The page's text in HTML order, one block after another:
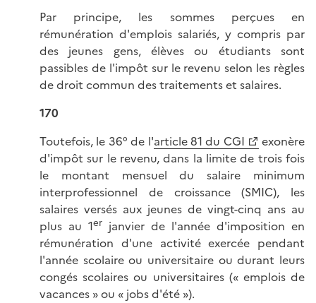
Par principe, les sommes perçues en
rémunération d'emplois salariés, y compris par
des jeunes gens, élèves ou étudiants sont
passibles de l'impôt sur le revenu selon les règles
de droit commun des traitements et salaires.
170
Toutefois, le 36° de l'article 81 du CGI
exonère
d'impôt sur le revenu, dans la limite de trois fois
le montant mensuel du salaire minimum
interprofessionnel de croissance (SMIC), les
salaires versés aux jeunes de vingt-cinq ans au
plus au 1er janvier de l'année d'imposition en
rémunération d'une activité exercée pendant
l'année scolaire ou universitaire ou durant leurs
congés scolaires ou universitaires (« emplois de
vacances » ou « jobs d'été »).